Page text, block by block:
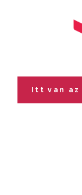
Itt van az